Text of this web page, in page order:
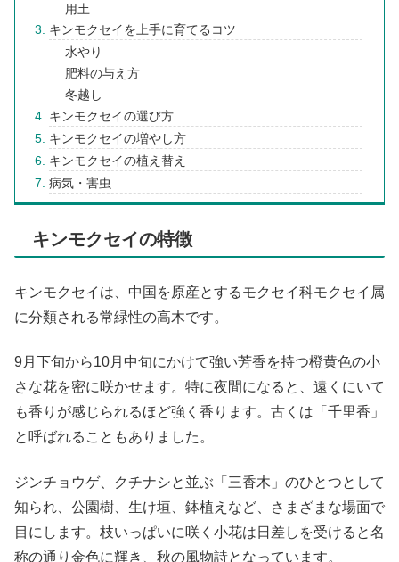
用土
キンモクセイを上手に育てるコツ
水やり
肥料の与え方
冬越し
キンモクセイの選び方
キンモクセイの増やし方
キンモクセイの植え替え
病気・害虫
キンモクセイの特徴
キンモクセイは、中国を原産とするモクセイ科モクセイ属
に分類される常緑性の高木です。
9月下旬から10月中旬にかけて強い芳香を持つ橙黄色の小
さな花を密に咲かせます。特に夜間になると、遠くにいて
も香りが感じられるほど強く香ります。古くは「千里香」
と呼ばれることもありました。
ジンチョウゲ、クチナシと並ぶ「三香木」のひとつとして
知られ、公園樹、生け垣、鉢植えなど、さまざまな場面で
目にします。枝いっぱいに咲く小花は日差しを受けると名
称の通り金色に輝き、秋の風物詩となっています。